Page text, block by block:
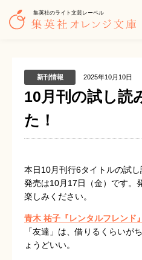
集英社のライト文芸レーベル
新刊情報 2025年10月10日
10月刊の試し読
た！
本日10月刊行6タイトルの試し
発売は10月17日（金）です。
楽しみください。
青木 祐子『レンタルフレンド』
「友達」は、借りるくらいがち
ょうどいい。